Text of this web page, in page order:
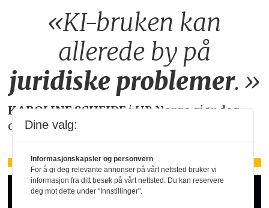
«KI-bruken kan
allerede by på
juridiske problemer.»
KAROLINE SCHEIDEi HR Norge gjør deg
oppmerksom på de faktiske forholdene.
Dine valg:
Informasjonskapsler og personvern
For å gi deg relevante annonser på vårt nettsted bruker vi
informasjon fra ditt besøk på vårt nettsted. Du kan reservere
deg mot dette under "Innstillinger".